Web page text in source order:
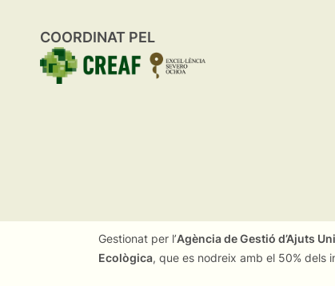
COORDINAT PEL
Gestionat per l’Agència de Gestió d’Ajuts
Ecològica, que es nodreix amb el 50% dels